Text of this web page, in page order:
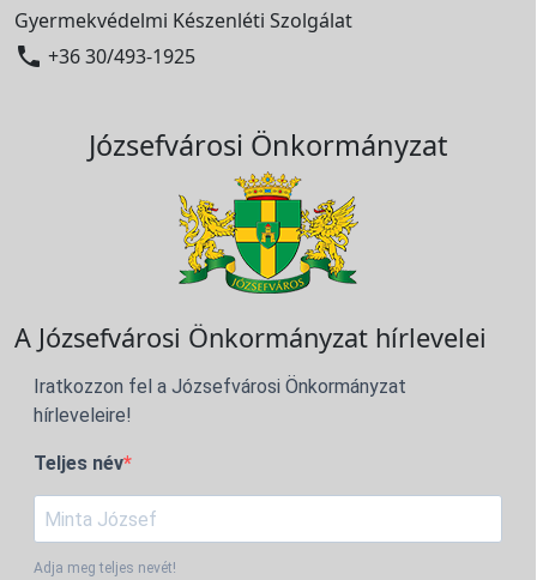
Gyermekvédelmi Készenléti Szolgálat
 +36 30/493-1925
Józsefvárosi Önkormányzat
A Józsefvárosi Önkormányzat hírlevelei
Iratkozzon fel a Józsefvárosi Önkormányzat
hírleveleire!
Teljes név
Adja meg teljes nevét!